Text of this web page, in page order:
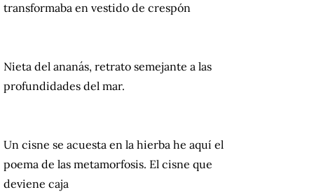
transformaba en vestido de crespón
Nieta del ananás, retrato semejante a las
profundidades del mar.
Un cisne se acuesta en la hierba he aquí el
poema de las metamorfosis. El cisne que
deviene caja